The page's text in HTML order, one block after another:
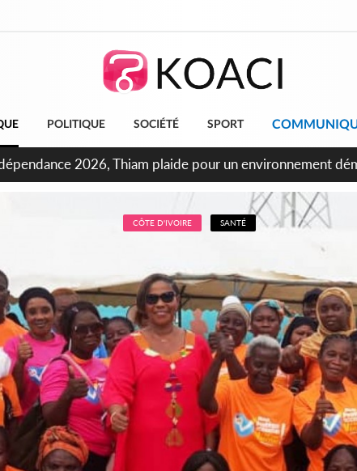
POLITIQUE SOCIÉTÉ SPORT
INFAS 2026, les convocations seront disponibles à
CÔTE D'IVOIRE SANTÉ